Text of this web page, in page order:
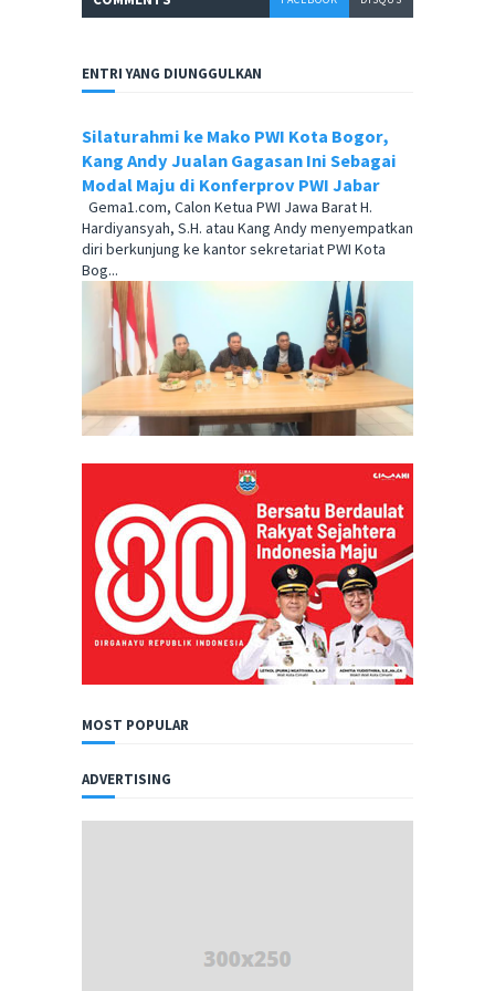
ENTRI YANG DIUNGGULKAN
Silaturahmi ke Mako PWI Kota Bogor,
Kang Andy Jualan Gagasan Ini Sebagai
Modal Maju di Konferprov PWI Jabar
Gema1.com, Calon Ketua PWI Jawa Barat H.
Hardiyansyah, S.H. atau Kang Andy menyempatkan
diri berkunjung ke kantor sekretariat PWI Kota
Bog...
MOST POPULAR
ADVERTISING